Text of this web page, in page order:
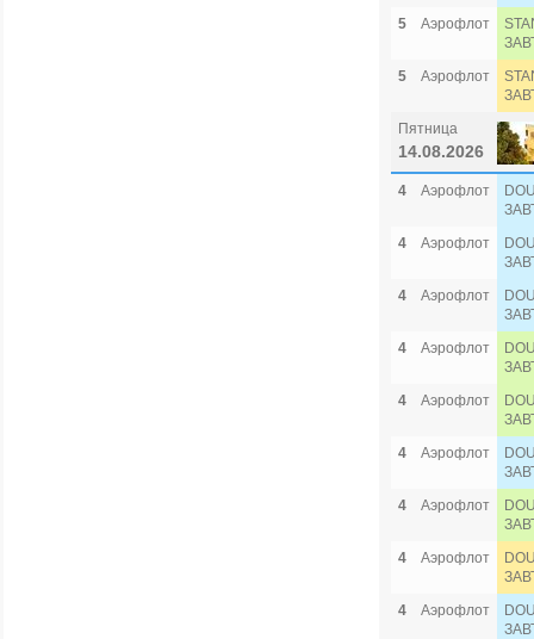
5
Аэрофлот
5
Аэрофлот
Пятница
14.08.2026
4 Аэрофлот
4
Аэрофлот
4
Аэрофлот
4
Аэрофлот
4
Аэрофлот
4
Аэрофлот
4
Аэрофлот
4
Аэрофлот
4
Аэрофлот